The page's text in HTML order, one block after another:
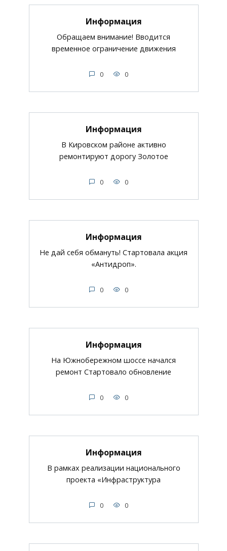
Информация
Обращаем внимание! Вводится
временное ограничение движения
0 0
Информация
В Кировском районе активно
ремонтируют дорогу Золотое
0 0
Информация
Не дай себя обмануть! Стартовала акция
«Антидроп».
0 0
Информация
На Южнобережном шоссе начался
ремонт Стартовало обновление
0 0
Информация
В рамках реализации национального
проекта «Инфраструктура
0 0